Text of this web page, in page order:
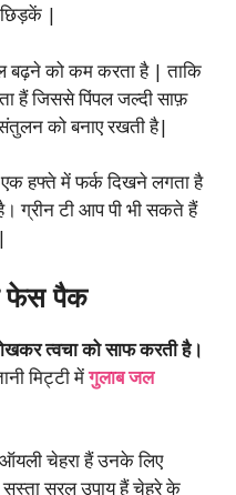
छिड़कें |
बढ़ने को कम करता है | ताकि
हैं जिससे पिंपल जल्दी साफ़
को बनाए रखती है|
एक हफ्ते में फर्क दिखने लगता है
ग्रीन टी आप पी भी सकते हैं
फेस पैक
त्वचा को साफ करती है।
मिट्टी मेंगुलाब जल
चेहरा हैं उनके लिए
सस्ता सरल उपाय हैं चेहरे के